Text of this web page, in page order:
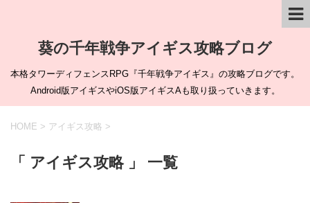
葵の千年戦争アイギス攻略ブログ
本格タワーディフェンスRPG『千年戦争アイギス』の攻略ブログです。
Android版アイギスやiOS版アイギスAも取り扱っていきます。
HOME > アイギス攻略 >
「 アイギス攻略 」 一覧